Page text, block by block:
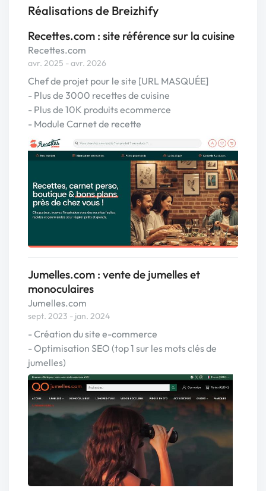
Réalisations de Breizhify
Recettes.com : site référence sur la cuisine
Recettes.com
avr. 2025 - avr. 2026
Chef de projet pour le site [URL MASQUÉE]
- Plus de 3000 recettes de cuisine
- Plus de 10K produits ecommerce
- Module Carnet de recette
Jumelles.com : vente de jumelles et
monoculaires
Jumelles.com
sept. 2023 - jan. 2024
- Création du site e-commerce
- Optimisation SEO (top 1 sur les mots clés de
jumelles)